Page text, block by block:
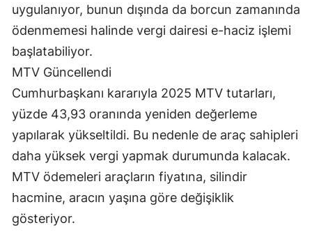
Kayseri
Kırşehir
Kocaeli
Konya
Kütahya
Malatya
uygulanıyor, bunun dışında da borcun zamanında
ödenmemesi halinde vergi dairesi e-haciz işlemi
başlatabiliyor.
MTV Güncellendi
Cumhurbaşkanı kararıyla 2025 MTV tutarları,
yüzde 43,93 oranında yeniden değerleme
yapılarak yükseltildi. Bu nedenle de araç sahipleri
daha yüksek vergi yapmak durumunda kalacak.
MTV ödemeleri araçların fiyatına, silindir
hacmine, aracın yaşına göre değişiklik
gösteriyor.